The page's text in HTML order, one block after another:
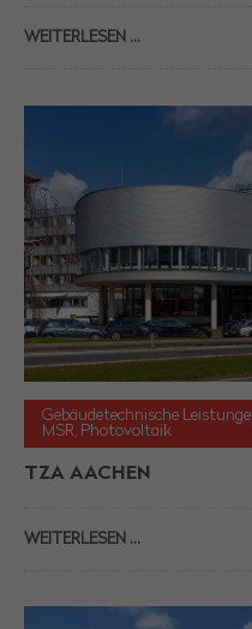
WEITERLESEN …
Gebäudetechnische
MSR, Photovoltaik
TZA AACHEN
WEITERLESEN …